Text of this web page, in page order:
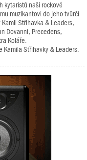
kytaristů naší rockové
muzikantovi do jeho tvůrčí
Střihavka & Leaders,
Dovanni, Precedens,
Koláře.
Střihavky & Leaders.